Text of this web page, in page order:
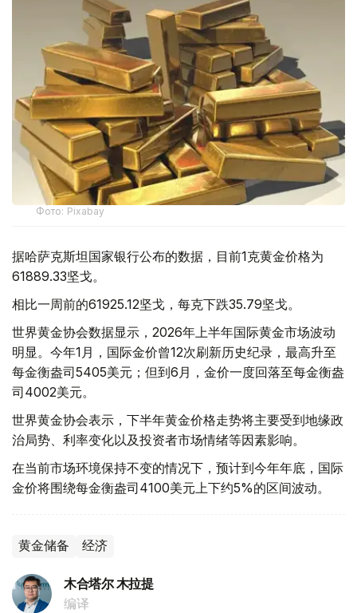
Фото: Pixabay
据哈萨克斯坦国家银行公布的数据，目前1克黄金价格为
61889.33坚戈。
相比一周前的61925.12坚戈，每克下跌35.79坚戈。
世界黄金协会数据显示，2026年上半年国际黄金市场波动
明显。今年1月，国际金价曾12次刷新历史纪录，最高升至
每金衡盎司5405美元；但到6月，金价一度回落至每金衡盎
司4002美元。
世界黄金协会表示，下半年黄金价格走势将主要受到地缘政
治局势、利率变化以及投资者市场情绪等因素影响。
在当前市场环境保持不变的情况下，预计到今年年底，国际
金价将围绕每金衡盎司4100美元上下约5%的区间波动。
黄金储备 经济
木合塔尔 木拉提
编译